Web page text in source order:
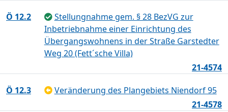
Ö 12.2
Stellungnahme gem. § 28 BezVG zur
Inbetriebnahme einer Einrichtung des
Übergangswohnens in der Straße Garstedter
Weg 20 (Fett´sche Villa)
21-4574
Ö 12.3
Veränderung des Plangebiets Niendorf 95
21-4578